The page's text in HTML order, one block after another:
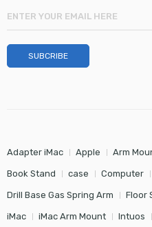
Adapter iMac Apple Arm
Book Stand case Computer
Drill Base Gas Spring Arm Floor
iMac iMac Arm Mount Intuos